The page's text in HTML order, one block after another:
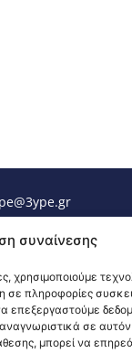
συναίνεσης
χρησιμοποιούμε
σε πληροφορίες
επεξεργαστούμε
σε
μπορεί να